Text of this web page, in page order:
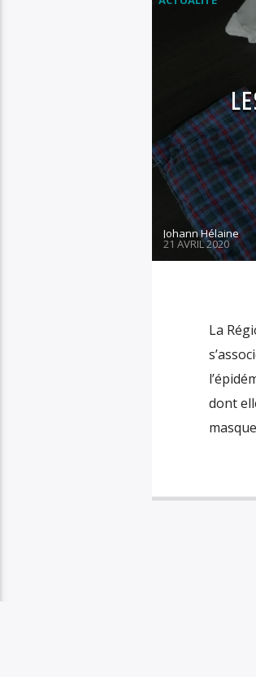
Johann Hélaine
21 AVRIL 2020
La
dont